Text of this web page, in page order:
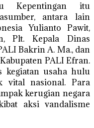
Kepentingan itu
antara lain
Yulianto Pawit,
Plt. Kepala Dinas
Bakrin A. Ma., dan
PALI Efran.
kegiatan usaha hulu
vital nasional. Para
kerugian negara
aksi vandalisme